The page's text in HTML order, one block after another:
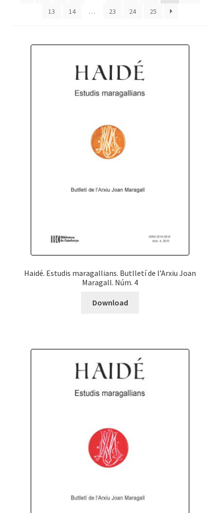
Protecció de dades
13
14 … 23 24 25
Haidé. Estudis maragallians. Butlletí de l’Arxiu Joan
Maragall. Núm. 4
Download